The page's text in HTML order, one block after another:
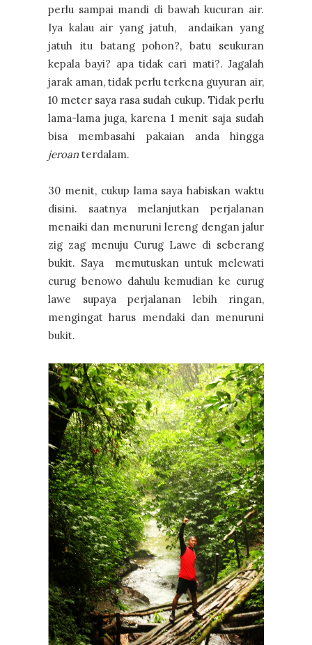
perlu sampai mandi di bawah kucuran air.
Iya kalau air yang jatuh, andaikan yang
jatuh itu batang pohon?, batu seukuran
kepala bayi? apa tidak cari mati?. Jagalah
jarak aman, tidak perlu terkena guyuran air,
10 meter saya rasa sudah cukup. Tidak perlu
lama-lama juga, karena 1 menit saja sudah
bisa membasahi pakaian anda hingga
jeroan terdalam.
30 menit, cukup lama saya habiskan waktu
disini. saatnya melanjutkan perjalanan
menaiki dan menuruni lereng dengan jalur
zig zag menuju Curug Lawe di seberang
bukit. Saya memutuskan untuk melewati
curug benowo dahulu kemudian ke curug
lawe supaya perjalanan lebih ringan,
mengingat harus mendaki dan menuruni
bukit.